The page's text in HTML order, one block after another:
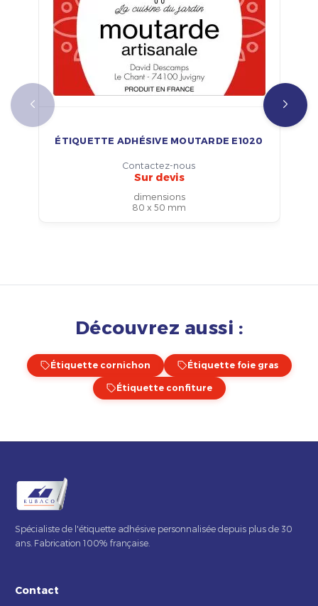
ÉTIQUETTE ADHÉSIVE MOUTARDE E1020
Contactez-nous
Sur devis
dimensions
80 x 50 mm
Découvrez aussi :
Étiquette cornichon Étiquette foie gras
Étiquette confiture
Spécialiste de l'étiquette adhésive personnalisée depuis plus de 30
ans. Fabrication 100% française.
Contact